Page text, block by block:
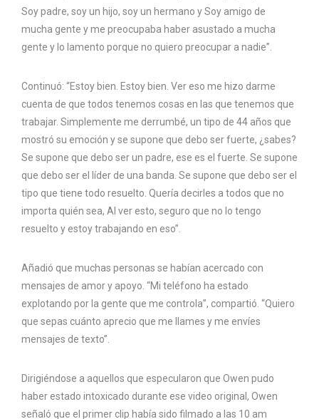
Soy padre, soy un hijo, soy un hermano y Soy amigo de
mucha gente y me preocupaba haber asustado a mucha
gente y lo lamento porque no quiero preocupar a nadie”.
Continuó: “Estoy bien. Estoy bien. Ver eso me hizo darme
cuenta de que todos tenemos cosas en las que tenemos que
trabajar. Simplemente me derrumbé, un tipo de 44 años que
mostró su emoción y se supone que debo ser fuerte, ¿sabes?
Se supone que debo ser un padre, ese es el fuerte. Se supone
que debo ser el líder de una banda. Se supone que debo ser el
tipo que tiene todo resuelto. Quería decirles a todos que no
importa quién sea, Al ver esto, seguro que no lo tengo
resuelto y estoy trabajando en eso”.
Añadió que muchas personas se habían acercado con
mensajes de amor y apoyo. “Mi teléfono ha estado
explotando por la gente que me controla”, compartió. “Quiero
que sepas cuánto aprecio que me llames y me envíes
mensajes de texto”.
Dirigiéndose a aquellos que especularon que Owen pudo
haber estado intoxicado durante ese video original, Owen
señaló que el primer clip había sido filmado a las 10 am